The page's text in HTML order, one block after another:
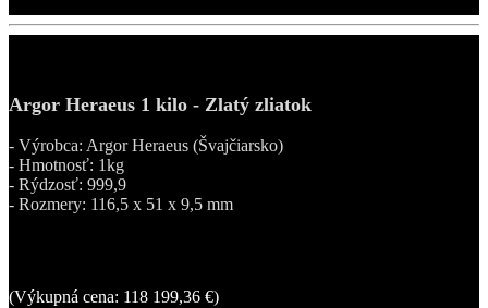
Argor Heraeus 1 kilo - Zlatý zliatok
- Výrobca: Argor Heraeus (Švajčiarsko)
- Hmotnosť: 1kg
- Rýdzosť: 999,9
- Rozmery: 116,5 x 51 x 9,5 mm
(Výkupná cena: 118 199,36 €)